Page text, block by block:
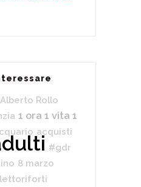
Alberto Rollo
1 ora 1 vita 1
acquisti
#gdr
8 marzo